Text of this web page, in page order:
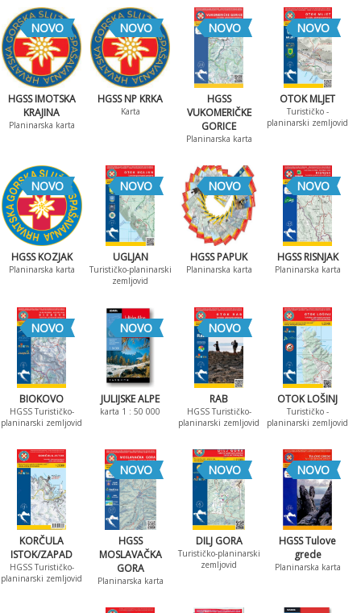
NOVO
HGSS IMOTSKA
KRAJINA
Planinarska karta
NOVO
HGSS NP KRKA
Karta
NOVO
HGSS
VUKOMERIČKE
GORICE
Planinarska karta
NOVO
OTOK MLJET
Turističko -
planinarski zemljovid
NOVO
HGSS KOZJAK
Planinarska karta
NOVO
UGLJAN
Turističko-planinarski
zemljovid
NOVO
HGSS PAPUK
Planinarska karta
NOVO
HGSS RISNJAK
Planinarska karta
NOVO
BIOKOVO
HGSS Turističko-
planinarski zemljovid
NOVO
JULIJSKE ALPE
karta 1 : 50 000
NOVO
RAB
HGSS Turističko-
planinarski zemljovid
OTOK LOŠINJ
Turističko -
planinarski zemljovid
KORČULA
ISTOK/ZAPAD
HGSS Turističko-
planinarski zemljovid
NOVO
HGSS
MOSLAVAČKA
GORA
Planinarska karta
NOVO
DILJ GORA
Turističko-planinarski
zemljovid
NOVO
HGSS Tulove
grede
Planinarska karta